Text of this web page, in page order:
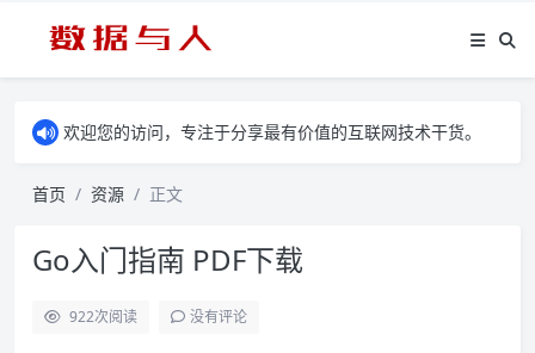
欢迎您的访问，专注于分享最有价值的互联网技术干货。
首页 资源 正文
Go入门指南 PDF下载
922次阅读 没有评论